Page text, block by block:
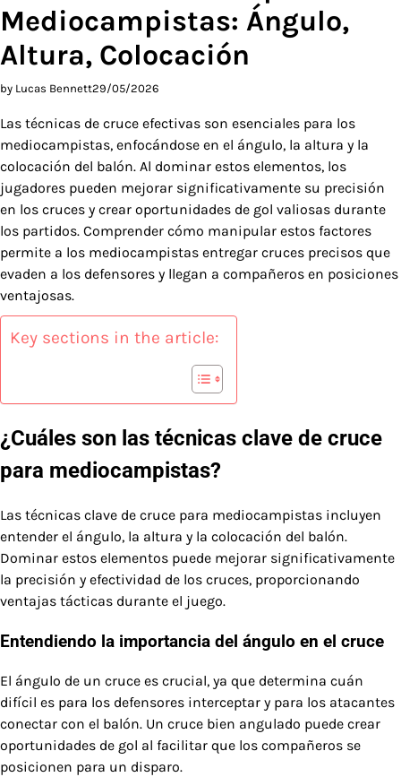
Mediocampistas: Ángulo,
Altura, Colocación
by Lucas Bennett29/05/2026
Las técnicas de cruce efectivas son esenciales para los
mediocampistas, enfocándose en el ángulo, la altura y la
colocación del balón. Al dominar estos elementos, los
jugadores pueden mejorar significativamente su precisión
en los cruces y crear oportunidades de gol valiosas durante
los partidos. Comprender cómo manipular estos factores
permite a los mediocampistas entregar cruces precisos que
evaden a los defensores y llegan a compañeros en posiciones
ventajosas.
Key sections in the article:
¿Cuáles son las técnicas clave de cruce
para mediocampistas?
Las técnicas clave de cruce para mediocampistas incluyen
entender el ángulo, la altura y la colocación del balón.
Dominar estos elementos puede mejorar significativamente
la precisión y efectividad de los cruces, proporcionando
ventajas tácticas durante el juego.
Entendiendo la importancia del ángulo en el cruce
El ángulo de un cruce es crucial, ya que determina cuán
difícil es para los defensores interceptar y para los atacantes
conectar con el balón. Un cruce bien angulado puede crear
oportunidades de gol al facilitar que los compañeros se
posicionen para un disparo.